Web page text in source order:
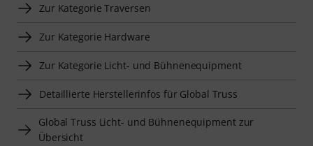
Zur Kategorie Traversen
Zur Kategorie Hardware
Zur Kategorie Licht- und Bühnenequipment
Detaillierte Herstellerinfos für Global Truss
Global Truss Licht- und Bühnenequipment zur
Übersicht